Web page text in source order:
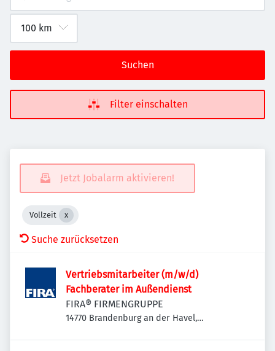
Suchen
Filter einschalten
Jetzt Jobalarm aktivieren!
Vollzeit
Suche zurücksetzen
Vertriebsmitarbeiter (m/w/d)
Fachberater im Außendienst
FIRA® FIRMENGRUPPE
14770 Brandenburg an der Havel,